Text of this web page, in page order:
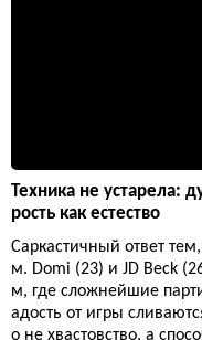
Техника не устарела:
рость как естество
Саркастичный ответ
м. Domi (23) и JD Beck
м, где сложнейшие
адость от игры
о не хвастовство, а